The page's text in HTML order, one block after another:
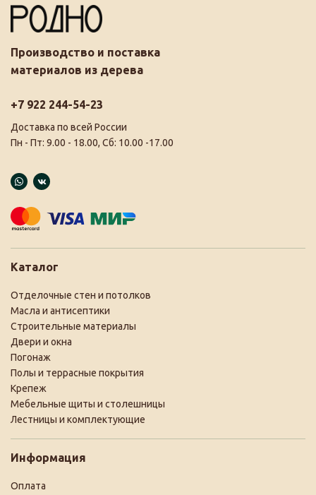
Производство и поставка
материалов из дерева
+7 922 244-54-23
Доставка по всей России
Пн - Пт: 9.00 - 18.00, Сб: 10.00 -17.00
Каталог
Отделочные стен и потолков
Масла и антисептики
Строительные материалы
Двери и окна
Погонаж
Полы и террасные покрытия
Крепеж
Мебельные щиты и столешницы
Лестницы и комплектующие
Информация
Оплата